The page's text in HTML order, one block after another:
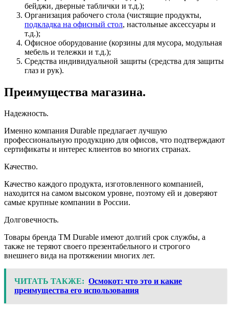
бейджи, дверные таблички и т.д.);
Организация рабочего стола (чистящие продукты,
подкладка на офисный стол, настольные аксессуары и
т.д.);
Офисное оборудование (корзины для мусора, модульная
мебель и тележки и т.д.);
Средства индивидуальной защиты (средства для защиты
глаз и рук).
Преимущества магазина.
Надежность.
Именно компания Durable предлагает лучшую
профессиональную продукцию для офисов, что подтверждают
сертификаты и интерес клиентов во многих странах.
Качество.
Качество каждого продукта, изготовленного компанией,
находится на самом высоком уровне, поэтому ей и доверяют
самые крупные компании в России.
Долговечность.
Товары бренда TM Durable имеют долгий срок службы, а
также не теряют своего презентабельного и строгого
внешнего вида на протяжении многих лет.
ЧИТАТЬ ТАКЖЕ: Осмокот: что это и какие
преимущества его использования